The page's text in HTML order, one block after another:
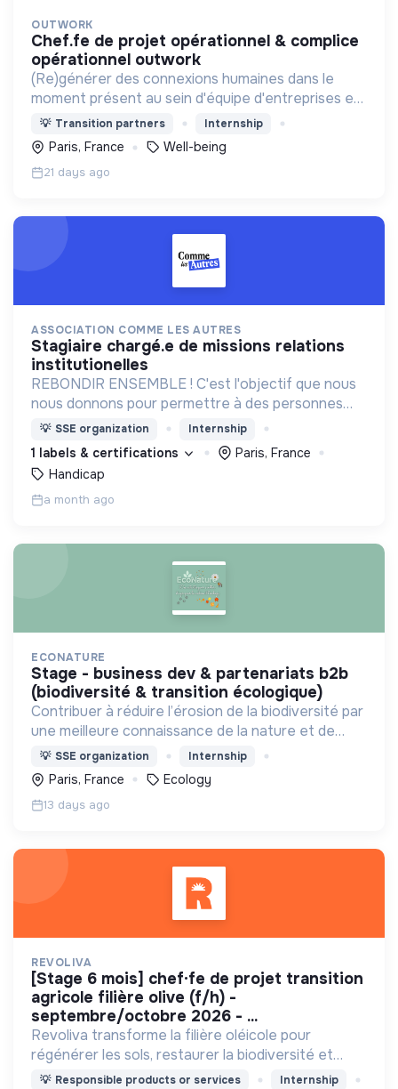
OUTWORK
chef.fe de projet opérationnel & complice
opérationnel outwork
(Re)générer des connexions humaines dans le
moment présent au sein d'équipe d'entreprises en
proposant des expériences à fort impact humain
et à faible impact environnemental.
💡 Transition partners Internship
Paris, France Well-being
21 days ago
ASSOCIATION COMME LES AUTRES
stagiaire chargé.e de missions relations
institutionelles
REBONDIR ENSEMBLE ! C'est l'objectif que nous
nous donnons pour permettre à des personnes
devenues handicapées moteur de se reconstruire
et de retrouver une vie épanouie !
💡 SSE organization Internship
1 labels & certifications
Paris, France
Handicap
a month ago
ECONATURE
stage - business dev & partenariats b2b
(biodiversité & transition écologique)
Contribuer à réduire l’érosion de la biodiversité par
une meilleure connaissance de la nature et de
l’écologie
💡 SSE organization Internship
Paris, France Ecology
13 days ago
REVOLIVA
[stage 6 mois] chef·fe de projet transition
agricole filière olive (f/h) -
septembre/octobre 2026 - ...
Revoliva transforme la filière oléicole pour
régénérer les sols, restaurer la biodiversité et
permettre la juste rémunération des producteurs.
💡 Responsible products or services Internship